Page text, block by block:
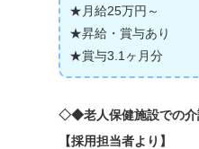
★月給25万円～
★昇給・賞与あり
★賞与3.1ヶ月分
◇◆老人保健施設での
【採用担当者より】